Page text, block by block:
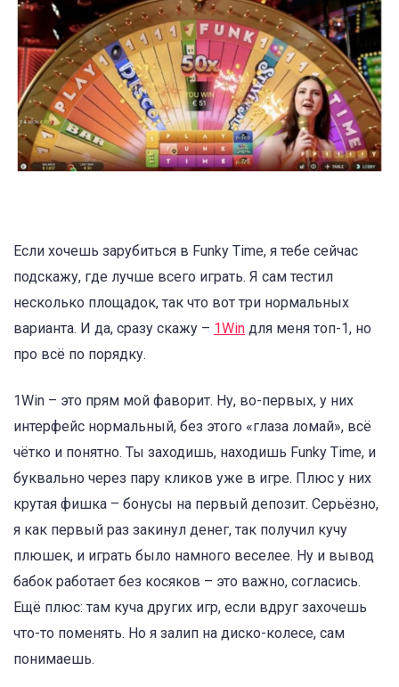
Если хочешь зарубиться в Funky Time, я тебе сейчас
подскажу, где лучше всего играть. Я сам тестил
несколько площадок, так что вот три нормальных
варианта. И да, сразу скажу – 1Win для меня топ-1, но
про всё по порядку.
1Win – это прям мой фаворит. Ну, во-первых, у них
интерфейс нормальный, без этого «глаза ломай», всё
чётко и понятно. Ты заходишь, находишь Funky Time, и
буквально через пару кликов уже в игре. Плюс у них
крутая фишка – бонусы на первый депозит. Серьёзно,
я как первый раз закинул денег, так получил кучу
плюшек, и играть было намного веселее. Ну и вывод
бабок работает без косяков – это важно, согласись.
Ещё плюс: там куча других игр, если вдруг захочешь
что-то поменять. Но я залип на диско-колесе, сам
понимаешь.